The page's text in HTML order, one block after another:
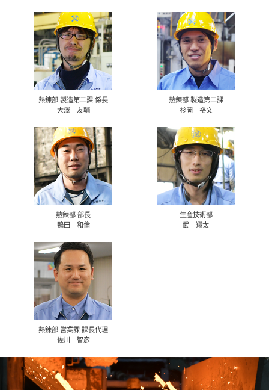
熱錬部 製造第二課 係長
大澤 友輔
熱錬部 製造第二課
杉岡 裕文
熱錬部 部長
鴨田 和倫
生産技術部
武 翔太
熱錬部 営業課 課長代理
佐川 智彦